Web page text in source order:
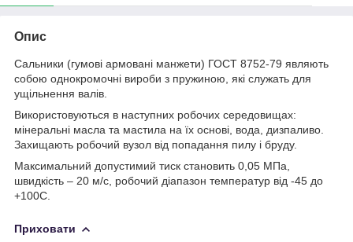
Опис
Сальники (гумові армовані манжети) ГОСТ 8752-79 являють
собою однокромочні вироби з пружиною, які служать для
ущільнення валів.
Використовуються в наступних робочих середовищах:
мінеральні масла та мастила на їх основі, вода, дизпаливо.
Захищають робочий вузол від попадання пилу і бруду.
Максимальний допустимий тиск становить 0,05 МПа,
швидкість – 20 м/с, робочий діапазон температур від -45 до
+100С.
Приховати